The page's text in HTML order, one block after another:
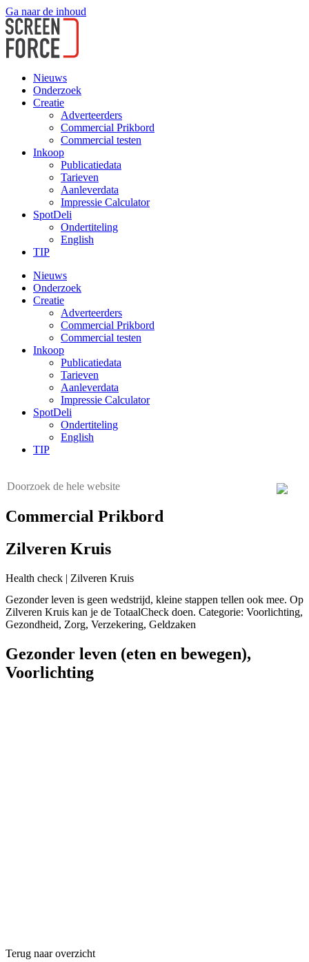
Ga naar de inhoud
Nieuws
Onderzoek
Creatie
Adverteerders
Commercial Prikbord
Commercial testen
Inkoop
Publicatiedata
Tarieven
Aanleverdata
Impressie Calculator
SpotDeli
Ondertiteling
English
TIP
Nieuws
Onderzoek
Creatie
Adverteerders
Commercial Prikbord
Commercial testen
Inkoop
Publicatiedata
Tarieven
Aanleverdata
Impressie Calculator
SpotDeli
Ondertiteling
English
TIP
Commercial Prikbord
Zilveren Kruis
Health check | Zilveren Kruis
Gezonder leven is geen wedstrijd, kleine stappen tellen ook mee. Op
Zilveren Kruis kan je de TotaalCheck doen. Categorie: Voorlichting,
Gezondheid, Zorg, Verzekering, Geldzaken
Gezonder leven (eten en bewegen),
Voorlichting
Terug naar overzicht